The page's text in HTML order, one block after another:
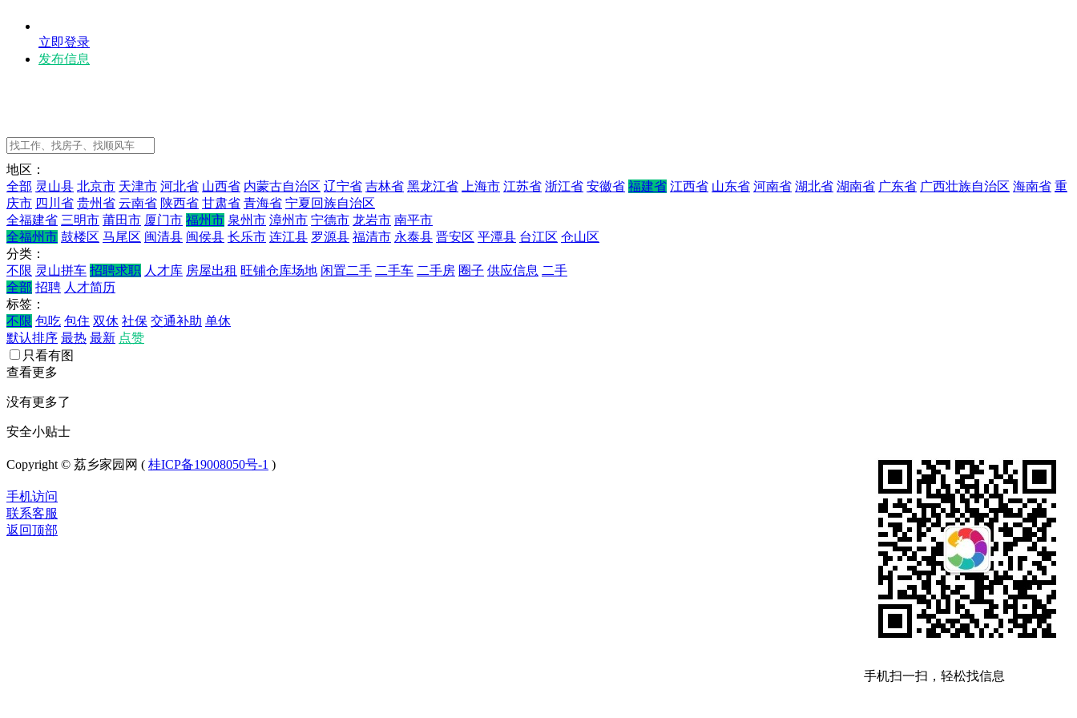
立即登录
发布信息
地区：
全部 灵山县 北京市 天津市 河北省 山西省 内蒙古自治区 辽宁省 吉林省 黑龙江省 上海市 江苏省 浙江省 安徽省 福建省 江西省 山东省 河南省 湖北省 湖南省 广东省 广西壮族自治区 海南省 重
庆市 四川省 贵州省 云南省 陕西省 甘肃省 青海省 宁夏回族自治区
全福建省 三明市 莆田市 厦门市 福州市 泉州市 漳州市 宁德市 龙岩市 南平市
全福州市 鼓楼区 马尾区 闽清县 闽侯县 长乐市 连江县 罗源县 福清市 永泰县 晋安区 平潭县 台江区 仓山区
分类：
不限 灵山拼车 招聘求职 人才库 房屋出租 旺铺仓库场地 闲置二手 二手车 二手房 圈子 供应信息 二手
全部 招聘 人才简历
标签：
不限 包吃 包住 双休 社保 交通补助 单休
默认排序 最热 最新 点赞
只看有图
查看更多
没有更多了
安全小贴士
手机扫一扫，轻松找信息
Copyright © 荔乡家园网 ( 桂ICP备19008050号-1 )
手机访问
联系客服
返回顶部